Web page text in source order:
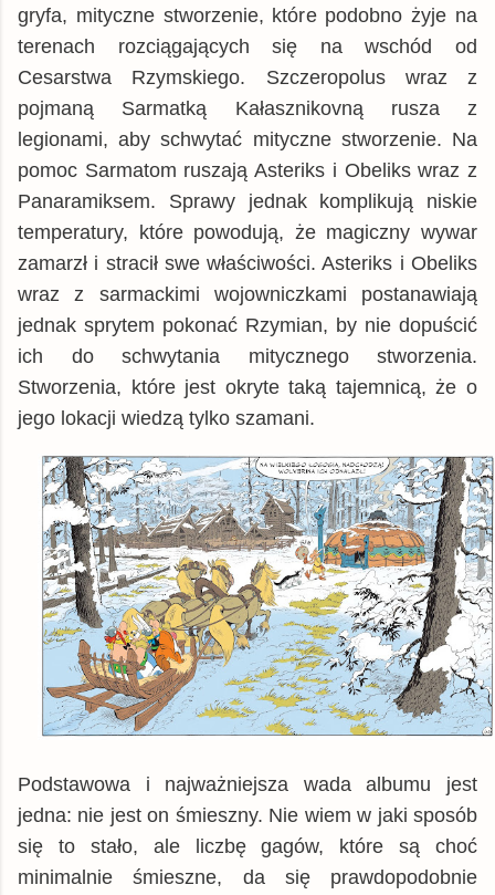
gryfa, mityczne stworzenie, które podobno żyje na
terenach rozciągających się na wschód od
Cesarstwa Rzymskiego. Szczeropolus wraz z
pojmaną Sarmatką Kałasznikovną rusza z
legionami, aby schwytać mityczne stworzenie. Na
pomoc Sarmatom ruszają Asteriks i Obeliks wraz z
Panaramiksem. Sprawy jednak komplikują niskie
temperatury, które powodują, że magiczny wywar
zamarzł i stracił swe właściwości. Asteriks i Obeliks
wraz z sarmackimi wojowniczkami postanawiają
jednak sprytem pokonać Rzymian, by nie dopuścić
ich do schwytania mitycznego stworzenia.
Stworzenia, które jest okryte taką tajemnicą, że o
jego lokacji wiedzą tylko szamani.
Podstawowa i najważniejsza wada albumu jest
jedna: nie jest on śmieszny. Nie wiem w jaki sposób
się to stało, ale liczbę gagów, które są choć
minimalnie śmieszne, da się prawdopodobnie